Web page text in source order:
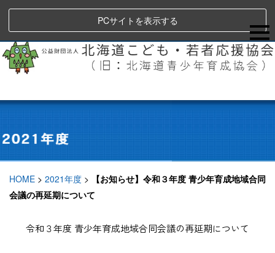
PCサイトを表示する
HOME > 2021年度 >
【お知らせ】令和３年度 青少年育成地域合同
会議の再延期について
令和３年度 青少年育成地域合同会議の再延期について